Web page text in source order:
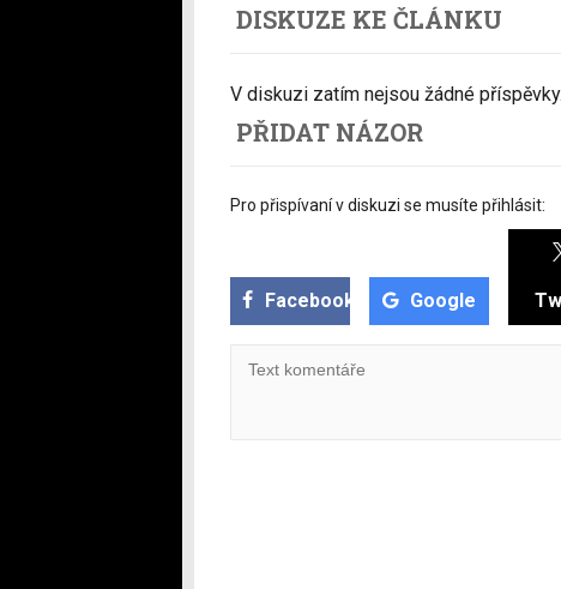
DISKUZE KE ČLÁNKU
V diskuzi zatím nejsou žádné
PŘIDAT NÁZOR
Pro přispívaní v diskuzi se musíte přihlásit:
Facebook Google